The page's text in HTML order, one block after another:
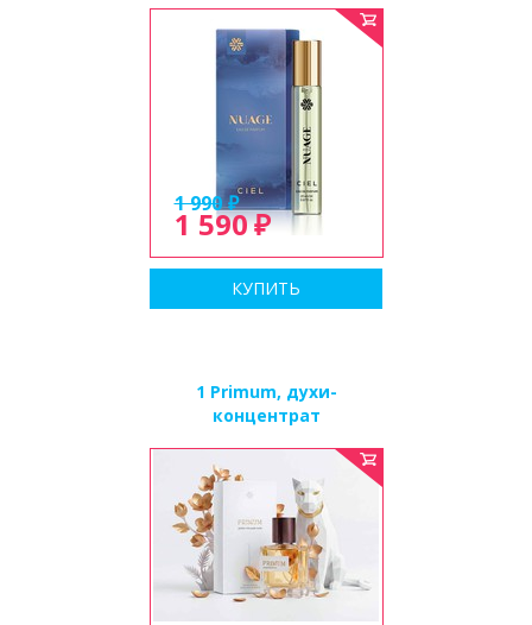
1 990
1 590
КУПИТЬ
1 Primum, духи-
концентрат